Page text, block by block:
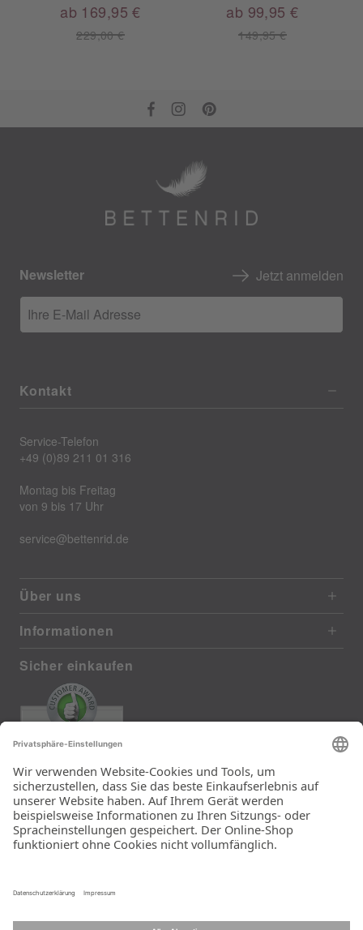
229,00 €
ab 169,95 €
149,95 €
ab 99,95 €
Newsletter Jetzt anmelden
Ihre E-Mail Adresse
Kontakt
Service-Telefon
+49 (0)89 211 01 316
Montag bis Freitag
von 9 bis 17 Uhr
service@bettenrid.de
Über uns
Informationen
Sicher einkaufen
372 reviews from real customers
(last 12 months)
Total: 11290
Die Auswahl und die
Einfachheit der
Bestellung.